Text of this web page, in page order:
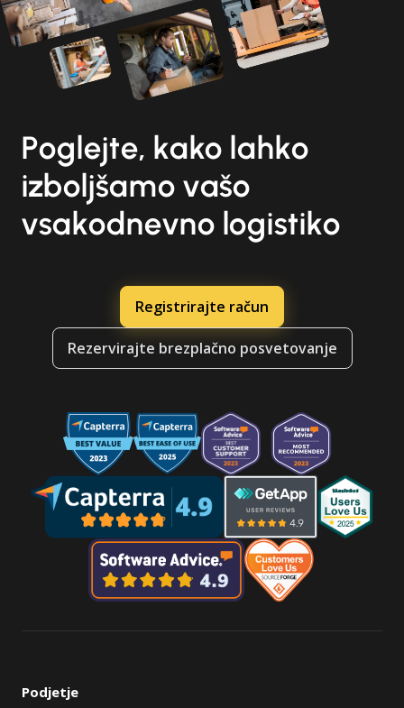
Poglejte, kako lahko
izboljšamo vašo
vsakodnevno logistiko
Registrirajte račun
Rezervirajte brezplačno posvetovanje
Podjetje